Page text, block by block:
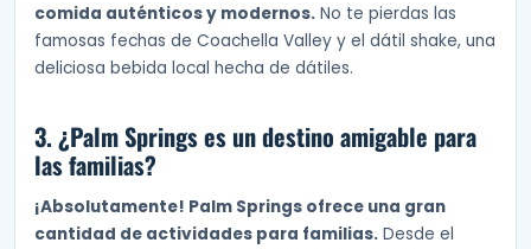
comida auténticos y modernos. No te pierdas las
famosas fechas de Coachella Valley y el dátil shake, una
deliciosa bebida local hecha de dátiles.
3. ¿Palm Springs es un destino amigable para
las familias?
¡Absolutamente! Palm Springs ofrece una gran
cantidad de actividades para familias. Desde el